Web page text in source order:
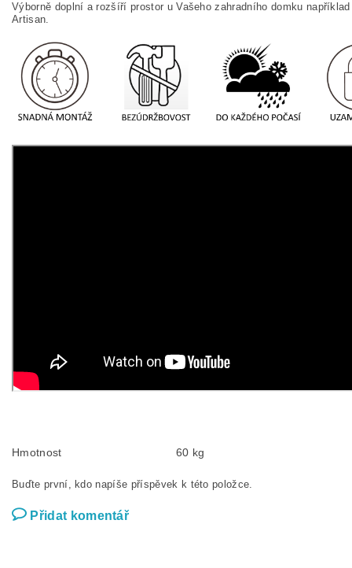
Výborně doplní a rozšíří prostor u Vašeho zahradního domku
Artisan.
Hmotnost 60 kg
Buďte první, kdo napíše příspěvek k této položce.
Přidat komentář